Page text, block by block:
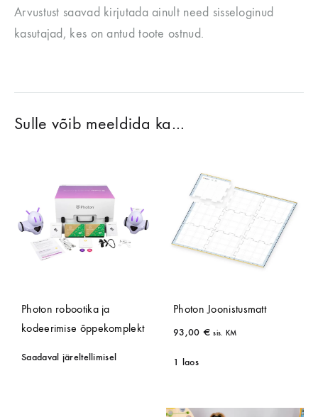
Arvustust saavad kirjutada ainult need sisseloginud
kasutajad, kes on antud toote ostnud.
Sulle võib meeldida ka…
Photon robootika ja
kodeerimise õppekomplekt
Saadaval järeltellimisel
Photon Joonistusmatt
93,00 € sis. KM
1 laos